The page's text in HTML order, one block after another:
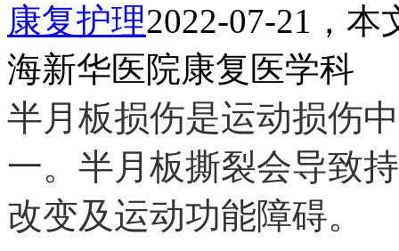
康复护理2022-07-21，本
海新华医院康复医学科
半月板损伤是运动损伤
一。半月板撕裂会导致
改变及运动功能障碍。